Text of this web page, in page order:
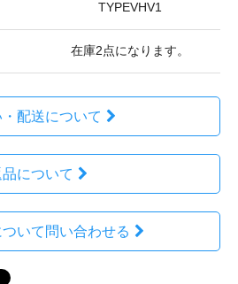
TYPEVHV1
在庫2点になります。
配送について
について
いて問い合わせる